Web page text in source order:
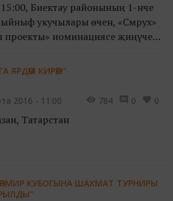
Биектау районының 1-нче
сыйныф укучылары өчен, «Сәмрух»
проекты» номинациясе җиңүчесе,
ЯРДӘМ КИРӘК!"
2016 - 11:00 784 0 0
Татарстан
ӘЛМИР КУБОГЫНА ШАХМАТ ТУРНИРЫ